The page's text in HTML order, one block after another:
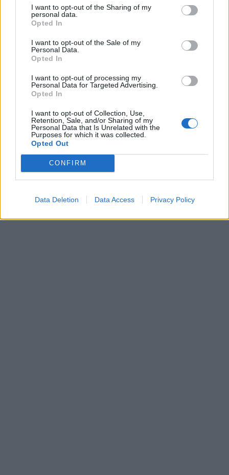
I want to opt-out of the Sharing of my
personal data.
Opted In
I want to opt-out of the Sale of my
Personal Data.
Opted In
I want to opt-out of processing my
Personal Data for Targeted Advertising.
Opted In
I want to opt-out of Collection, Use,
Retention, Sale, and/or Sharing of my
Personal Data that Is Unrelated with the
Purposes for which it was collected.
Opted Out
CONFIRM
Data Deletion Data Access Privacy Policy